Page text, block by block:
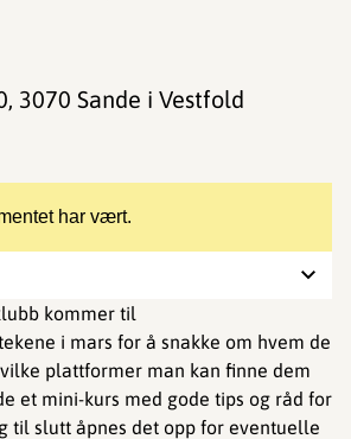
har vært.
kommer til
i mars for å snakke om hvem de
plattformer man kan finne dem
et mini-kurs med gode tips og råd for
til slutt åpnes det opp for eventuelle
, 3070 Sande i Vestfold